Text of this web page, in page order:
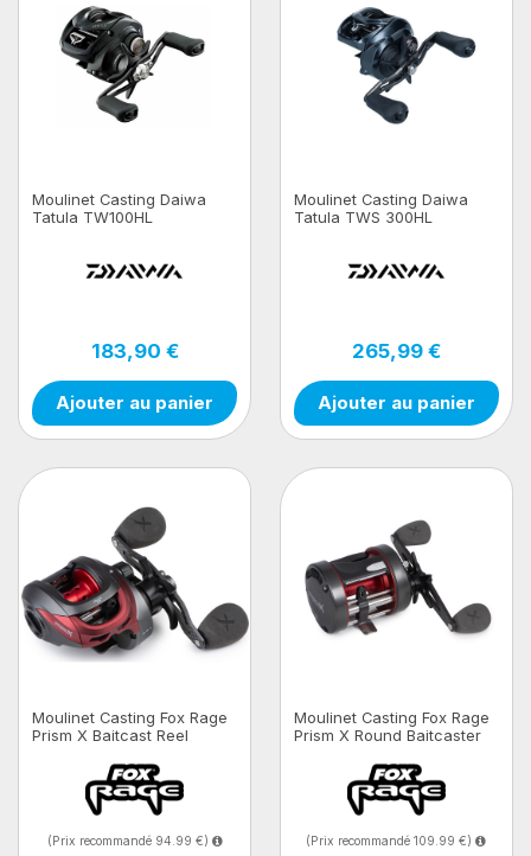
Moulinet Casting Daiwa
Tatula TW100HL
183,90 €
Ajouter au panier
Moulinet Casting Daiwa
Tatula TWS 300HL
265,99 €
Ajouter au panier
Moulinet Casting Fox Rage
Prism X Baitcast Reel
(Prix recommandé 94.99 €)
Moulinet Casting Fox Rage
Prism X Round Baitcaster
(Prix recommandé 109.99 €)